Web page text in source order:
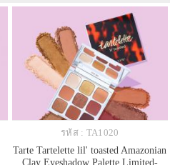
รหัส : TA1020
Tarte Tartelette lil' toasted Amazonian
Clay Eyeshadow Palette Limited-